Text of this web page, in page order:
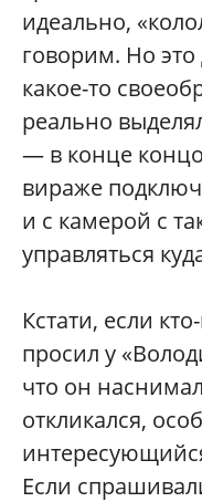
идеально,
говорим. Но
какое-то
реально
— в конце
вираже
и с камерой с
управляться
Кстати, если
просил у
что он
откликался,
Если